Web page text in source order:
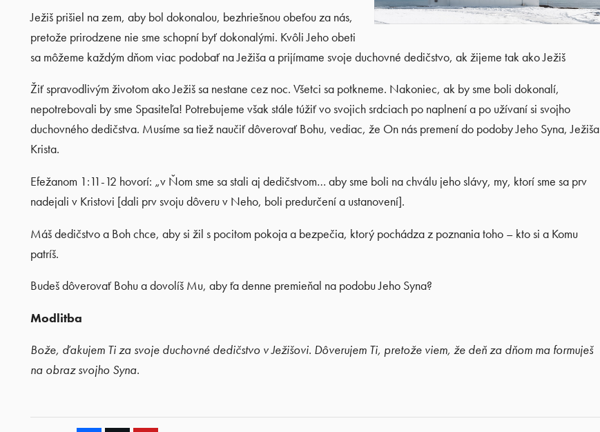
Ježiš prišiel na zem, aby bol dokonalou, bezhriešnou obeťou za nás,
pretože prirodzene nie sme schopní byť dokonalými. Kvôli Jeho obeti
sa môžeme každým dňom viac podobať na Ježiša a prijímame svoje duchovné dedičstvo, ak žijeme tak ako Ježiš
Žiť spravodlivým životom ako Ježiš sa nestane cez noc. Všetci sa potkneme. Nakoniec, ak by sme boli dokonalí,
nepotrebovali by sme Spasiteľa! Potrebujeme však stále túžiť vo svojich srdciach po naplnení a po užívaní si svojho
duchovného dedičstva. Musíme sa tiež naučiť dôverovať Bohu, vediac, že On nás premení do podoby Jeho Syna, Ježiša
Krista.
Efežanom 1:11-12 hovorí: „v Ňom sme sa stali aj dedičstvom… aby sme boli na chválu jeho slávy, my, ktorí sme sa prv
nadejali v Kristovi [dali prv svoju dôveru v Neho, boli predurčení a ustanovení].
Máš dedičstvo a Boh chce, aby si žil s pocitom pokoja a bezpečia, ktorý pochádza z poznania toho – kto si a Komu
patríš.
Budeš dôverovať Bohu a dovolíš Mu, aby ťa denne premieňal na podobu Jeho Syna?
Modlitba
Bože, ďakujem Ti za svoje duchovné dedičstvo v Ježišovi. Dôverujem Ti, pretože viem, že deň za dňom ma formuješ
na obraz svojho Syna.